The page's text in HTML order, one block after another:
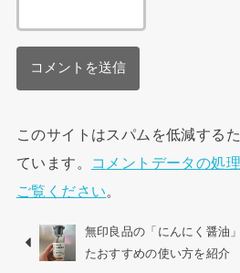
このサイトはスパムを低減する
ています。
コメントデータの処
ご覧ください。
無印良品の「にんにく醤油
たおすすめの使い方を紹介